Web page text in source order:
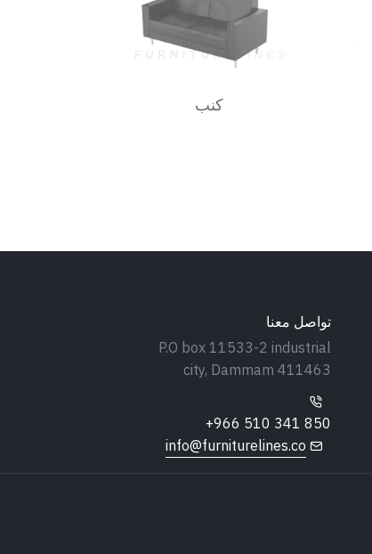
تواصل معنا
P.O box 11533-2 industrial
city, Dammam 411463
+966 510 341 850
info@furniturelines.co